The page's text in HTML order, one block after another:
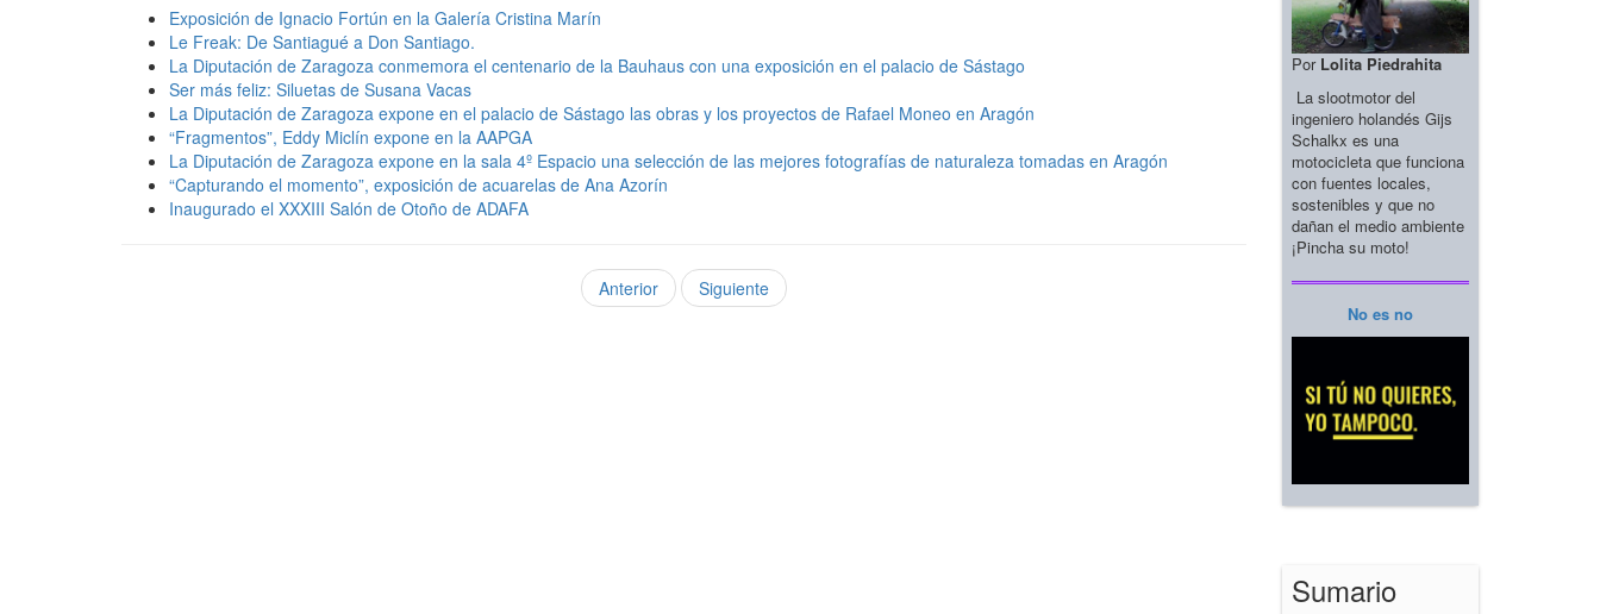
Exposición de Ignacio Fortún en la Galería Cristina Marín
Le Freak: De Santiagué a Don Santiago.
La Diputación de Zaragoza conmemora el centenario de la Bauhaus con una exposición en el palacio de Sástago
Ser más feliz: Siluetas de Susana Vacas
La Diputación de Zaragoza expone en el palacio de Sástago las obras y los proyectos de Rafael Moneo en Aragón
“Fragmentos”, Eddy Miclín expone en la AAPGA
La Diputación de Zaragoza expone en la sala 4º Espacio una selección de las mejores fotografías de naturaleza tomadas en Aragón
“Capturando el momento”, exposición de acuarelas de Ana Azorín
Inaugurado el XXXIII Salón de Otoño de ADAFA
Anterior Siguiente
Por Lolita Piedrahita
La slootmotor del
ingeniero holandés Gijs
Schalkx es una
motocicleta que funciona
con fuentes locales,
sostenibles y que no
dañan el medio ambiente
¡Pincha su moto!
No es no
Sumario